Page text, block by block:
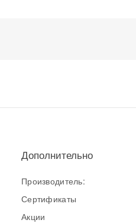
Дополнительно
Производитель:
Сертификаты
Акции